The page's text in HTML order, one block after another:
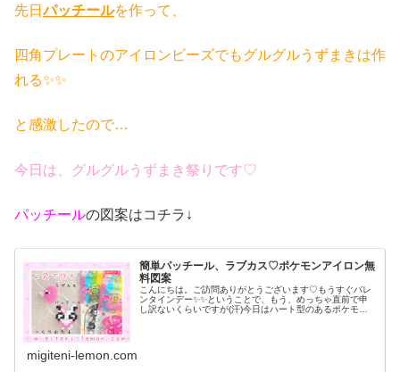
先日パッチールを作って、
四角プレートのアイロンビーズでもグルグルうずまきは作
れる✨✨
と感激したので…
今日は、グルグルうずまき祭りです♡
パッチールの図案はコチラ↓
簡単パッチール、ラブカス♡ポケモンアイロン無
料図案
こんにちは。ご訪問ありがとうございます♡もうすぐバレ
ンタインデー✨✨ということで、もう、めっちゃ直前で申
し訳ないくらいですが(汗)今日はハート型のあるポケモン
migiteni-lemon.com